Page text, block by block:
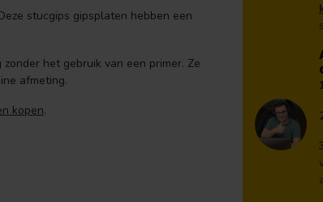
stucgips gipsplaten hebben een
het gebruik van een primer. Ze
afmeting.
kopen.